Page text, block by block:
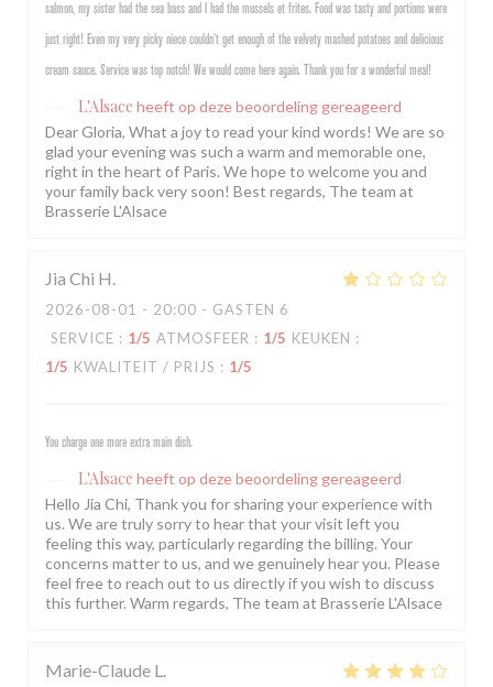
salmon, my sister had the sea bass and I had the mussels et frites. Food was tasty and portions were
just right! Even my very picky niece couldn’t get enough of the velvety mashed potatoes and delicious
cream sauce. Service was top notch! We would come here again. Thank you for a wonderful meal!
L'Alsace heeft op deze beoordeling gereageerd
Dear Gloria, What a joy to read your kind words! We are so
glad your evening was such a warm and memorable one,
right in the heart of Paris. We hope to welcome you and
your family back very soon! Best regards, The team at
Brasserie L'Alsace
Jia Chi H
2026-08-01 - 20:00 - GASTEN 6
SERVICE : 1/5 ATMOSFEER : 1/5 KEUKEN :
1/5 KWALITEIT / PRIJS : 1/5
You charge one more extra main dish.
L'Alsace heeft op deze beoordeling gereageerd
Hello Jia Chi, Thank you for sharing your experience with
us. We are truly sorry to hear that your visit left you
feeling this way, particularly regarding the billing. Your
concerns matter to us, and we genuinely hear you. Please
feel free to reach out to us directly if you wish to discuss
this further. Warm regards, The team at Brasserie L'Alsace
Marie-Claude L